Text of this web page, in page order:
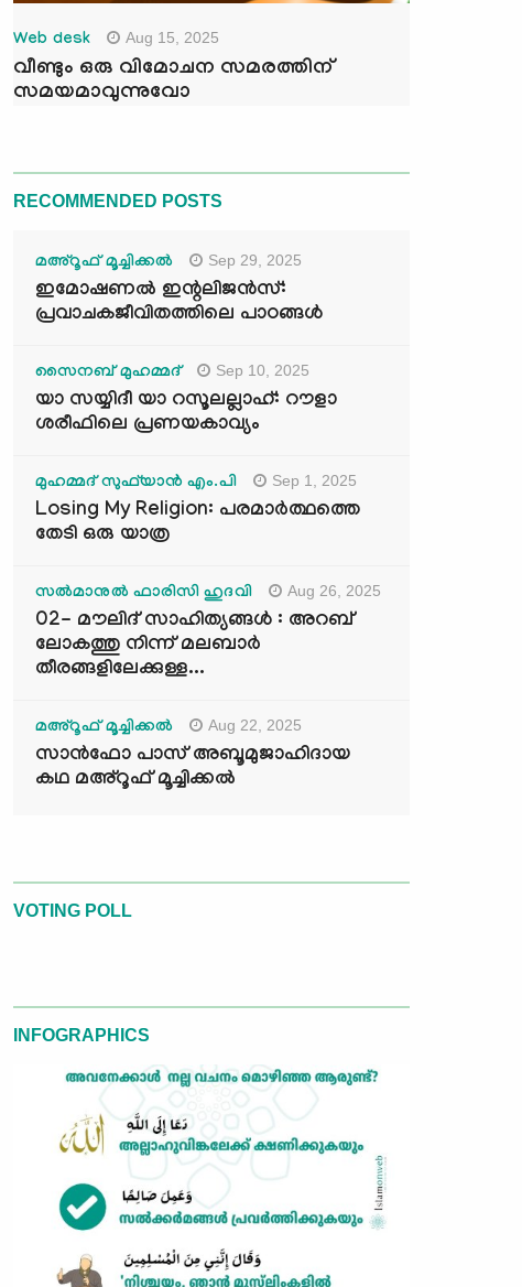
Web desk Aug 15, 2025
വീണ്ടും ഒരു വിമോചന സമരത്തിന്
സമയമാവുന്നുവോ
RECOMMENDED POSTS
മഅ്റൂഫ് മൂച്ചിക്കല്‍ Sep 29, 2025
ഇമോഷണൽ ഇന്റലിജൻസ്:
പ്രവാചകജീവിതത്തിലെ പാഠങ്ങൾ
സൈനബ് മുഹമ്മദ് Sep 10, 2025
യാ സയ്യിദീ യാ റസൂലല്ലാഹ്: റൗളാ
ശരീഫിലെ പ്രണയകാവ്യം
മുഹമ്മദ് സുഫ്‌യാൻ എം.പി Sep 1, 2025
Losing My Religion: പരമാർത്ഥത്തെ
തേടി ഒരു യാത്ര
സൽമാനുൽ ഫാരിസി ഹുദവി Aug 26, 2025
02- മൗലിദ് സാഹിത്യങ്ങൾ : അറബ്
ലോകത്തു നിന്ന് മലബാർ
തീരങ്ങളിലേക്കുള്ള...
മഅ്റൂഫ് മൂച്ചിക്കല്‍ Aug 22, 2025
സാൻഫോ പാസ് അബൂമുജാഹിദായ
കഥ മഅ്റൂഫ് മൂച്ചിക്കല്‍
VOTING POLL
INFOGRAPHICS